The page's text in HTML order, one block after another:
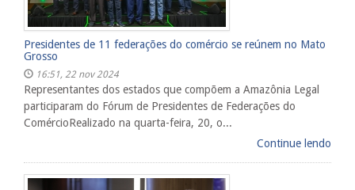
​Presidentes de 11 federações do comércio se reúnem no Mato
Grosso
16:51, 22 nov 2024
Representantes dos estados que compõem a Amazônia Legal
participaram do Fórum de Presidentes de Federações do
ComércioRealizado na quarta-feira, 20, o...
Continue lendo